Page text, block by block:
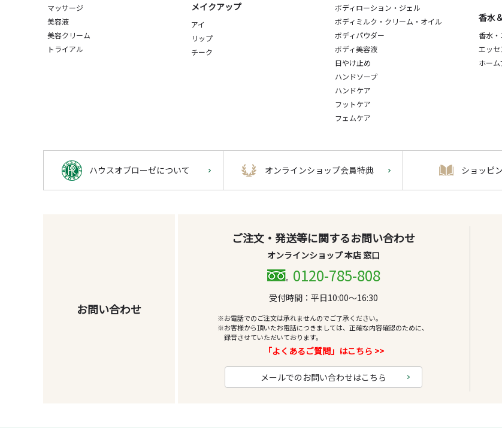
マッサージ
美容液
美容クリーム
トライアル
メイクアップ
アイ
リップ
チーク
ボディローション・ジェル
ボディミルク・クリーム・オイル
ボディパウダー
ボディ美容液
日やけ止め
ハンドソープ
ハンドケア
フットケア
フェムケア
香水
香水
エッセ
ホーム
ハウスオブローゼについて オンラインショップ会員特典 ショッピ
お問い合わせ
ご注文・発送等に関するお問い合わせ
オンラインショップ 本店 窓口
0120-785-808
受付時間：平日10:00～16:30
※お電話でのご注文は承れませんのでご了承ください。
※お客様から頂いたお電話につきましては、正確な内容確認のために、
録音させていただいております。
「よくあるご質問」はこちら >>
メールでのお問い合わせはこちら